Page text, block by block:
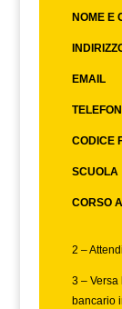
NOME E
EMAIL
CODICE
SCUOLA
CORSO
2 –
3 –
bancario